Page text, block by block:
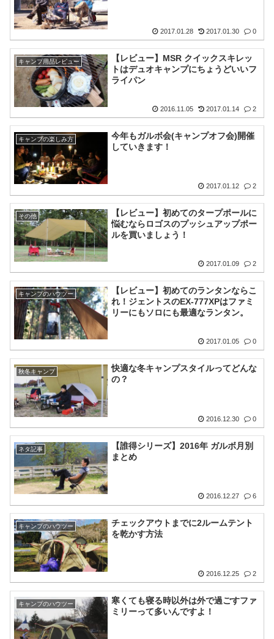
2017.01.28 2017.01.30 0
キャンプ用品レビュー
【レビュー】MSR クイックスキレッ
トはデュオキャンプにちょうどいいフ
ライパン
2016.11.05 2017.01.14 2
キャンプの楽しみ方
今年もガルボ会(キャンプオフ会)開催
していきます！
2017.01.12 2
その他
【レビュー】初めてのタープポールに
悩むならロゴスのプッシュアップポー
ルを買いましょう！
2017.01.09 2
キャンプのハウツー
【レビュー】初めてのランタンならこ
れ！ジェントスのEX-777XPはファミ
リーにもソロにも最適なランタン。
2017.01.05 0
秋冬キャンプ
快適な冬キャンプスタイルってどんな
の？
2016.12.30 0
ネタ記事
【誰得シリーズ】2016年 ガルボ月別
まとめ
2016.12.27 6
キャンプのハウツー
チェックアウトまでに2ルームテント
を乾かす方法
2016.12.25 2
キャンプのハウツー
寒くても寝る時以外は外で過ごすファ
ミリーって多いんですよ！